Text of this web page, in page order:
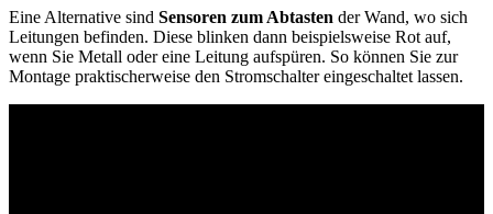
Eine Alternative sind Sensoren zum Abtasten der Wand, wo sich
Leitungen befinden. Diese blinken dann beispielsweise Rot auf,
wenn Sie Metall oder eine Leitung aufspüren. So können Sie zur
Montage praktischerweise den Stromschalter eingeschaltet lassen.